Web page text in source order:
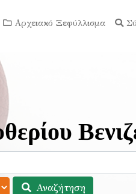
Αρχειακό Ξεφύλλισμα
Αναζήτηση